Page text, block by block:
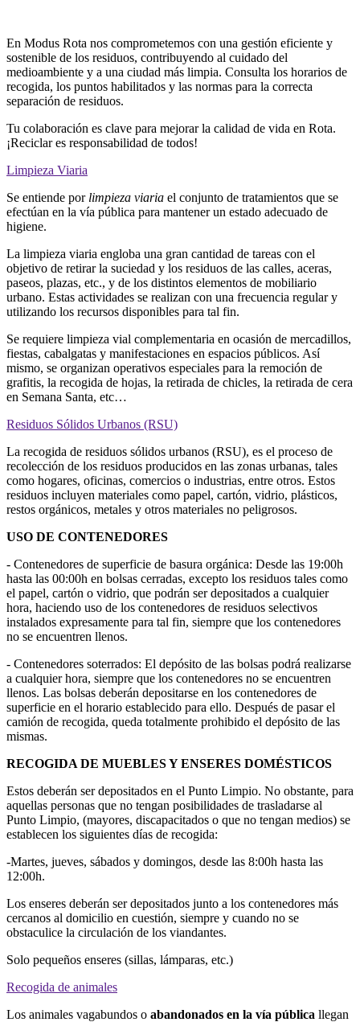
En Modus Rota nos comprometemos con una gestión eficiente y
sostenible de los residuos, contribuyendo al cuidado del
medioambiente y a una ciudad más limpia. Consulta los horarios de
recogida, los puntos habilitados y las normas para la correcta
separación de residuos.
Tu colaboración es clave para mejorar la calidad de vida en Rota.
¡Reciclar es responsabilidad de todos!
Limpieza Viaria
Se entiende por limpieza viaria el conjunto de tratamientos que se
efectúan en la vía pública para mantener un estado adecuado de
higiene.
La limpieza viaria engloba una gran cantidad de tareas con el
objetivo de retirar la suciedad y los residuos de las calles, aceras,
paseos, plazas, etc., y de los distintos elementos de mobiliario
urbano. Estas actividades se realizan con una frecuencia regular y
utilizando los recursos disponibles para tal fin.
Se requiere limpieza vial complementaria en ocasión de mercadillos,
fiestas, cabalgatas y manifestaciones en espacios públicos. Así
mismo, se organizan operativos especiales para la remoción de
grafitis, la recogida de hojas, la retirada de chicles, la retirada de cera
en Semana Santa, etc…
Residuos Sólidos Urbanos (RSU)
La recogida de residuos sólidos urbanos (RSU), es el proceso de
recolección de los residuos producidos en las zonas urbanas, tales
como hogares, oficinas, comercios o industrias, entre otros. Estos
residuos incluyen materiales como papel, cartón, vidrio, plásticos,
restos orgánicos, metales y otros materiales no peligrosos.
USO DE CONTENEDORES
- Contenedores de superficie de basura orgánica: Desde las 19:00h
hasta las 00:00h en bolsas cerradas, excepto los residuos tales como
el papel, cartón o vidrio, que podrán ser depositados a cualquier
hora, haciendo uso de los contenedores de residuos selectivos
instalados expresamente para tal fin, siempre que los contenedores
no se encuentren llenos.
- Contenedores soterrados: El depósito de las bolsas podrá realizarse
a cualquier hora, siempre que los contenedores no se encuentren
llenos. Las bolsas deberán depositarse en los contenedores de
superficie en el horario establecido para ello. Después de pasar el
camión de recogida, queda totalmente prohibido el depósito de las
mismas.
RECOGIDA DE MUEBLES Y ENSERES DOMÉSTICOS
Estos deberán ser depositados en el Punto Limpio. No obstante, para
aquellas personas que no tengan posibilidades de trasladarse al
Punto Limpio, (mayores, discapacitados o que no tengan medios) se
establecen los siguientes días de recogida:
-Martes, jueves, sábados y domingos, desde las 8:00h hasta las
12:00h.
Los enseres deberán ser depositados junto a los contenedores más
cercanos al domicilio en cuestión, siempre y cuando no se
obstaculice la circulación de los viandantes.
Solo pequeños enseres (sillas, lámparas, etc.)
Recogida de animales
Los animales vagabundos o abandonados en la vía pública llegan